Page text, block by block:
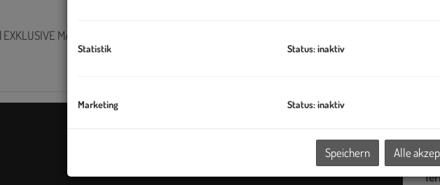
Statistik Status: inaktiv
Marketing Status: inaktiv
Speichern Alle